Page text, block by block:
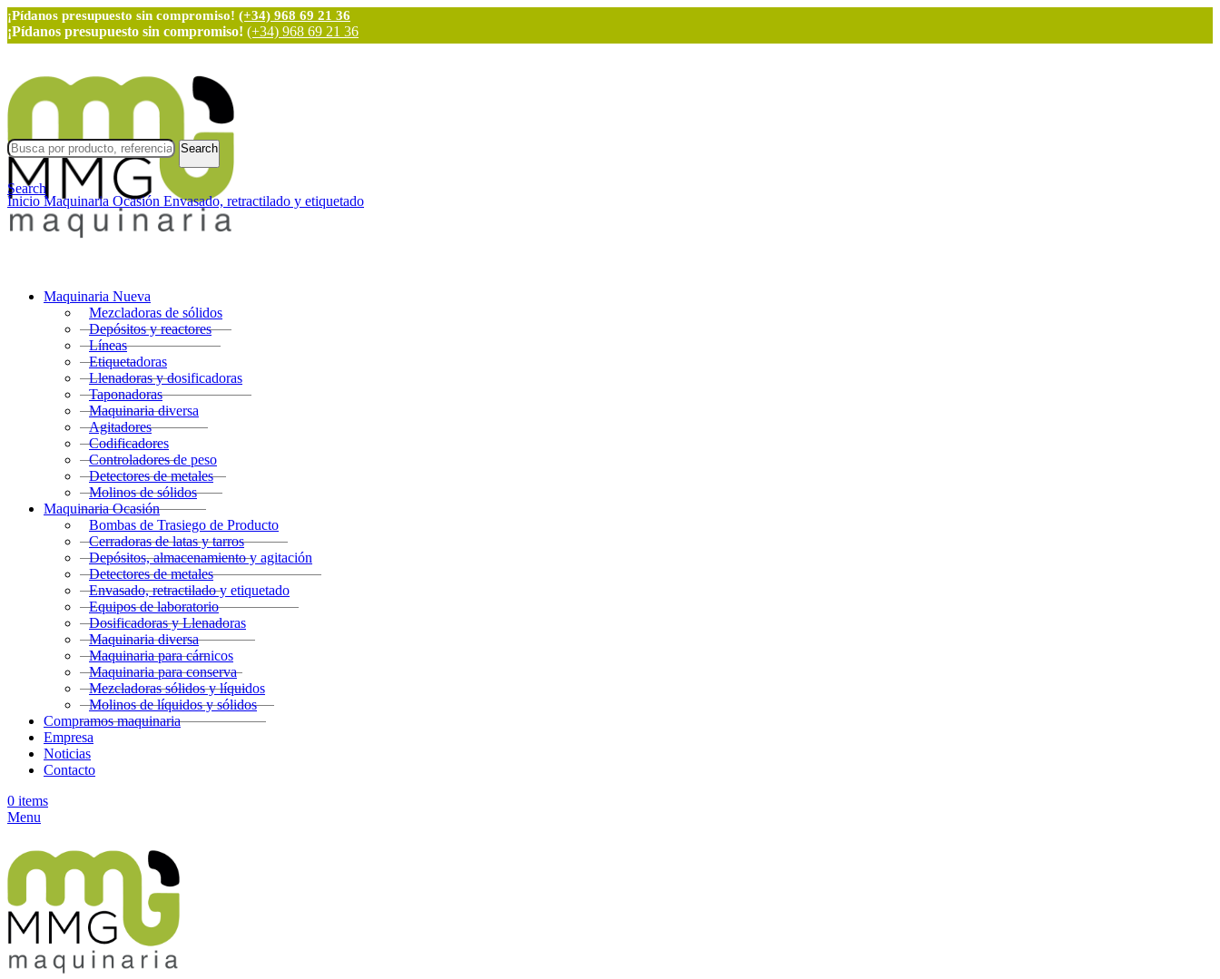
¡Pídanos presupuesto sin compromiso! (+34) 968 69 21 36
¡Pídanos presupuesto sin compromiso! (+34) 968 69 21 36
Maquinaria Nueva
Mezcladoras de sólidos
Depósitos y reactores
Líneas
Etiquetadoras
Llenadoras y dosificadoras
Taponadoras
Maquinaria diversa
Agitadores
Codificadores
Controladores de peso
Detectores de metales
Molinos de sólidos
Maquinaria Ocasión
Bombas de Trasiego de Producto
Cerradoras de latas y tarros
Depósitos, almacenamiento y agitación
Detectores de metales
Envasado, retractilado y etiquetado
Equipos de laboratorio
Dosificadoras y Llenadoras
Maquinaria diversa
Maquinaria para cárnicos
Maquinaria para conserva
Mezcladoras sólidos y líquidos
Molinos de líquidos y sólidos
Compramos maquinaria
Empresa
Noticias
Contacto
0 items
Menu
Search
Search
Inicio Maquinaria Ocasión Envasado, retractilado y etiquetado